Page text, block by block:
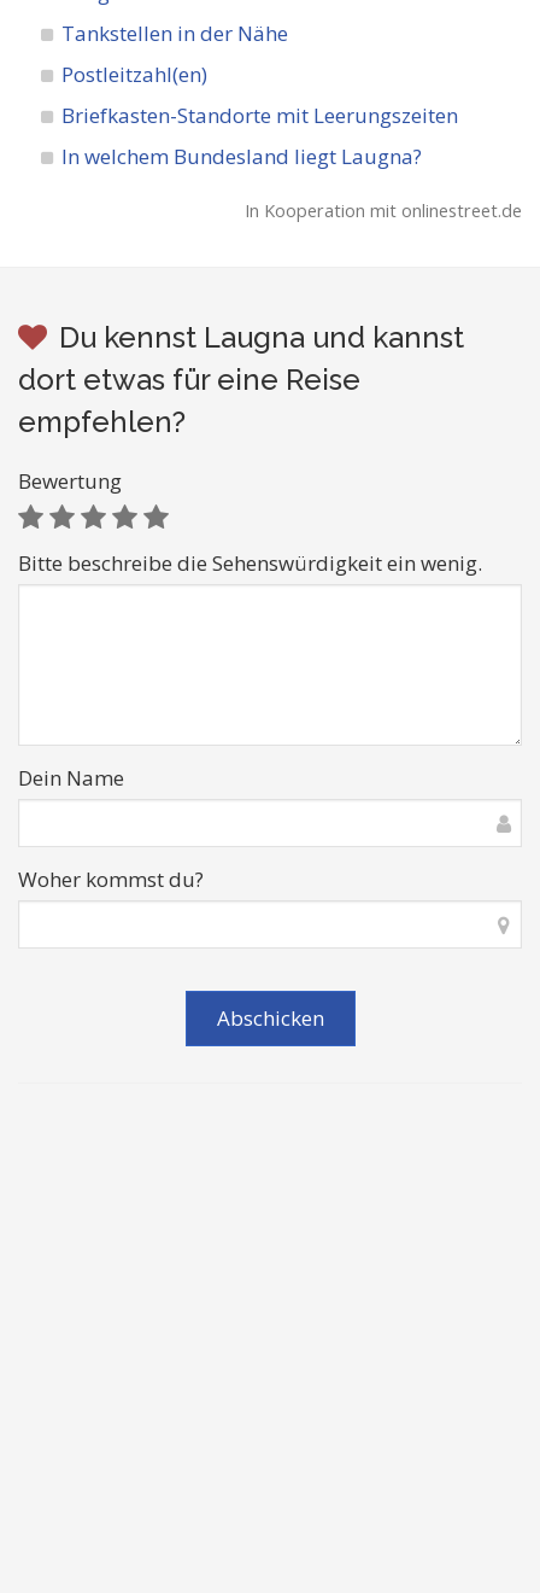
Tankstellen in der Nähe
Postleitzahl(en)
Briefkasten-Standorte mit Leerungszeiten
In welchem Bundesland liegt Laugna?
In Kooperation mit onlinestreet.de
Du kennst Laugna und kannst
dort etwas für eine Reise
empfehlen?
Bewertung
Bitte beschreibe die Sehenswürdigkeit ein wenig.
Dein Name
Woher kommst du?